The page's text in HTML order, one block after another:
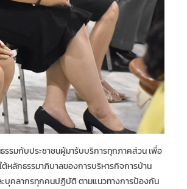
รรมกับประชาชนผู้มารับบริการทุกภาคส่วน เพื่อ
หลักธรรมาภิบาลของการบริหารกิจการบ้าน
บุคลากรทุกคนปฏิบัติ ตามแนวทางการป้องกัน